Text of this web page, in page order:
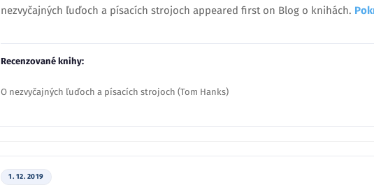
nezvyčajných ľuďoch a písacích strojoch appeared first on Blog o knihách.
Recenzované knihy:
O nezvyčajných ľuďoch a písacích strojoch (Tom Hanks)
1. 12. 2019